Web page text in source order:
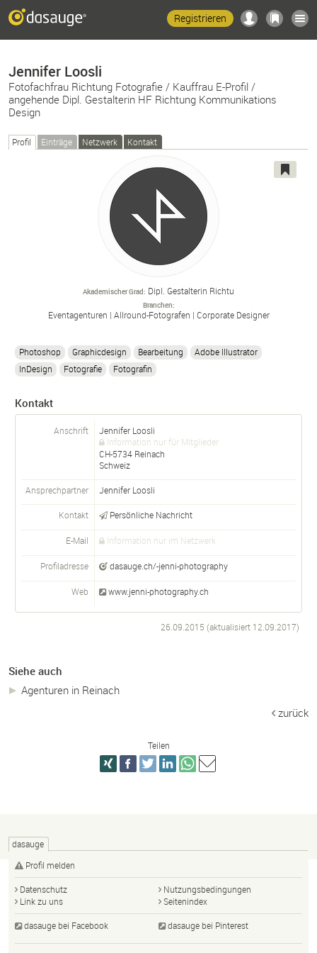
Registrieren
Jennifer Loosli
Fotofachfrau Richtung Fotografie / Kauffrau E-Profil /
angehende Dipl. Gestalterin HF Richtung Kommunikations
Design
Profil Einträge Netzwerk Kontakt
Akademischer Grad Dipl. Gestalterin Richtu
Branchen
Eventagenturen Allround-Fotografen Corporate Designer
Photoshop Graphicdesign Bearbeitung
Adobe Illustrator
InDesign
Fotografie Fotografin
Kontakt
Anschrift
Jennifer Loosli
Information nur für Mitglieder
CH-5734 Reinach
Schweiz
Ansprechpartner Jennifer Loosli
Kontakt Persönliche Nachricht
E-Mail Information nur im Netzwerk
Profiladresse dasauge.ch/-jenni-photography
Web www.jenni-photography.ch
26.09.2015 (aktualisiert 12.09.2017)
Siehe auch
Agenturen in Reinach
zurück
Teilen
dasauge
Profil melden
Datenschutz
Nutzungsbedingungen
Link zu uns
Seitenindex
dasauge bei Facebook dasauge bei Pinterest